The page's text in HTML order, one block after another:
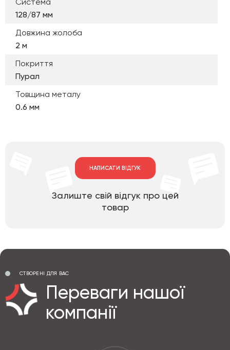
128/87 мм
Довжина жолоба
2 м
Покриття
Пурал
Товщина металу
0.6 мм
НАПИСАТИ ВІДГУК
Залиште свій відгук про цей
товар
СТВОРЕНІ ДЛЯ ВАС
Переваги нашої
компанії